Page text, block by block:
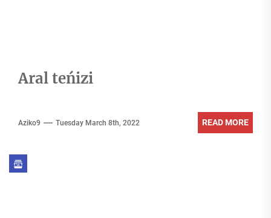
Aral teńizi
Aziko9 Tuesday March 8th, 2022 READ MORE